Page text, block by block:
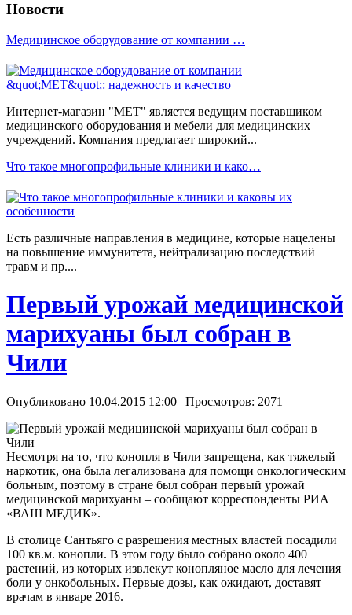
Новости
Медицинское оборудование от компании …
Интернет-магазин "МЕТ" является ведущим поставщиком
медицинского оборудования и мебели для медицинских
учреждений. Компания предлагает широкий...
Что такое многопрофильные клиники и како…
Есть различные направления в медицине, которые нацелены
на повышение иммунитета, нейтрализацию последствий
травм и пр....
Первый урожай медицинской
марихуаны был собран в
Чили
Опубликовано 10.04.2015 12:00 | Просмотров: 2071
Несмотря на то, что конопля в Чили запрещена, как тяжелый
наркотик, она была легализована для помощи онкологическим
больным, поэтому в стране был собран первый урожай
медицинской марихуаны – сообщают корреспонденты РИА
«ВАШ МЕДИК».
В столице Сантьяго с разрешения местных властей посадили
100 кв.м. конопли. В этом году было собрано около 400
растений, из которых извлекут конопляное масло для лечения
боли у онкобольных. Первые дозы, как ожидают, доставят
врачам в январе 2016.